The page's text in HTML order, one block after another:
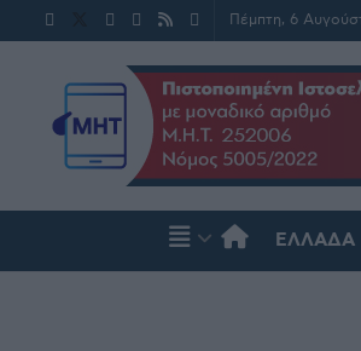
Πέμπτη, 6
ΕΛΛΆΔΑ